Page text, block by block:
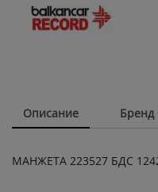
Описание Бренд
МАНЖЕТА 223527 БДС